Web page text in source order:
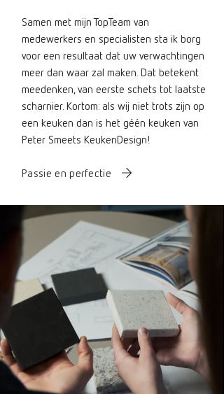
Samen met mijn TopTeam van
medewerkers en specialisten sta ik borg
voor een resultaat dat uw verwachtingen
meer dan waar zal maken. Dat betekent
meedenken, van eerste schets tot laatste
scharnier. Kortom: als wij niet trots zijn op
een keuken dan is het géén keuken van
Peter Smeets KeukenDesign!
Passie en perfectie